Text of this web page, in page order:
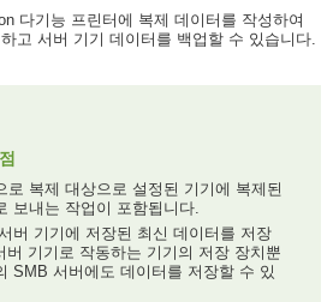
다기능 프린터에 복제 데이터를 작성하여
고 서버 기기 데이터를 백업할 수 있습니다.
로 복제 대상으로 설정된 기기에 복제된
보내는 작업이 포함됩니다.
버 기기에 저장된 최신 데이터를 저장
버 기기로 작동하는 기기의 저장 장치뿐
SMB 서버에도 데이터를 저장할 수 있